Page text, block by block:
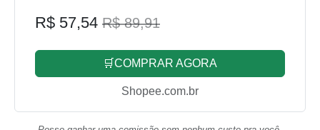
R$ 57,54 R$ 89,91
🛒COMPRAR AGORA
Shopee.com.br